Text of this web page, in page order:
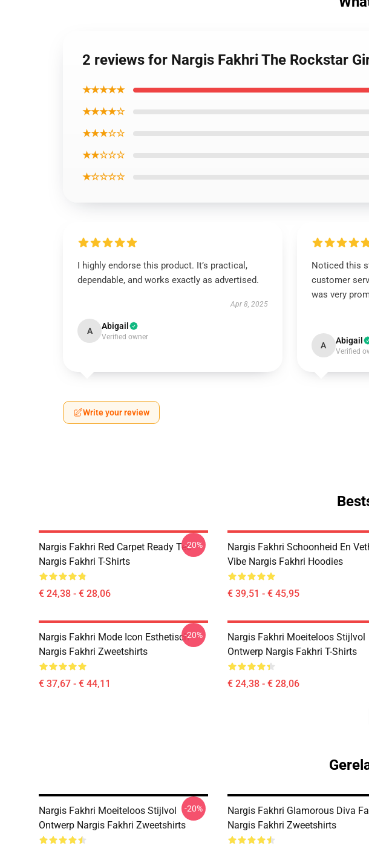
2 reviews for Nargis Fakhri The Rockstar
★★★★★
★★★★☆
★★★☆☆
★★☆☆☆
★☆☆☆☆
I highly endorse this product. It’s practical,
dependable, and works exactly as advertised.
Apr 8, 2025
A Abigail
Verified owner
Noticed this
customer
was very
A Abigail
Verified
Write your review
Nargis Fakhri Red Carpet Ready Tee
Nargis Fakhri T-Shirts
€ 24,38 - € 28,06
-20%
Nargis Fakhri Schoonheid En
Vibe Nargis Fakhri Hoodies
€ 39,51 - € 45,95
Nargis Fakhri Mode Icon Esthetisch
Nargis Fakhri Zweetshirts
€ 37,67 - € 44,11
-20%
Nargis Fakhri Moeiteloos Stijlvol
Ontwerp Nargis Fakhri T-Shirts
€ 24,38 - € 28,06
Nargis Fakhri Moeiteloos Stijlvol
Ontwerp Nargis Fakhri Zweetshirts
-20%
Nargis Fakhri Glamorous Diva
Nargis Fakhri Zweetshirts